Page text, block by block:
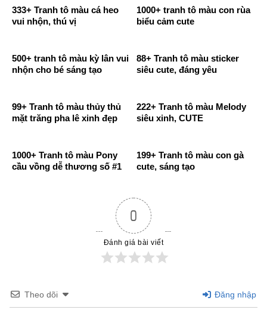
333+ Tranh tô màu cá heo
vui nhộn, thú vị
1000+ tranh tô màu con rùa
biểu cảm cute
500+ tranh tô màu kỳ lân vui
nhộn cho bé sáng tạo
88+ Tranh tô màu sticker
siêu cute, đáng yêu
99+ Tranh tô màu thủy thủ
mặt trăng pha lê xinh đẹp
222+ Tranh tô màu Melody
siêu xinh, CUTE
1000+ Tranh tô màu Pony
cầu vồng dễ thương số #1
199+ Tranh tô màu con gà
cute, sáng tạo
0
Đánh giá bài viết
Theo dõi Đăng nhập